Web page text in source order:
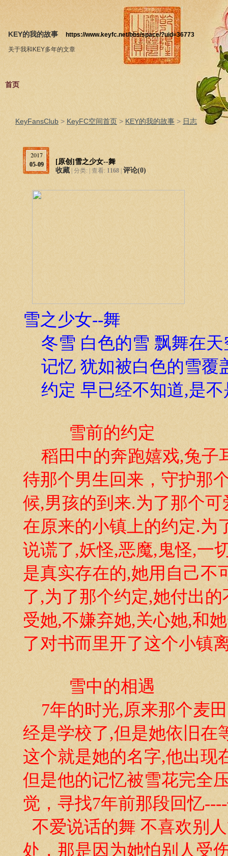
KEY的我的故事 https://www.keyfc.net/bbs/space/?uid=36773
关于我和KEY多年的文章
首页
KeyFansClub > KeyFC空间首页 > KEY的我的故事 > 日志
2017
05-09
[原创]雪之少女--舞
收藏 | 分类: | 查看: 1168 评论(0)
雪之少女--舞
冬雪 白色的雪 飘舞在天
记忆 犹如被白色的雪覆
约定 早已经不知道,是不
雪前的约定
稻田中的奔跑嬉戏,兔子
待那个男生回来，守护那
候,男孩的到来.为了那个
在原来的小镇上的约定.为
说谎了,妖怪,恶魔,鬼怪,一
是真实存在的,她用自己不
了,为了那个约定,她付出
受她,不嫌弃她,关心她,和
了对书而里开了这个小镇
雪中的相遇
7年的时光,原来那个麦
经是学校了,但是她依旧在
这个就是她的名字,他出现
但是他的记忆被雪花完全
觉，寻找7年前那段回忆
不爱说话的舞 不喜欢别
处，那是因为她怕别人受